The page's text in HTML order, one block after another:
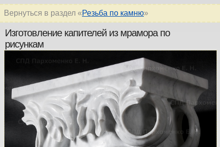
Вернуться в раздел «Резьба по камню»
Изготовление капителей из мрамора по
рисункам